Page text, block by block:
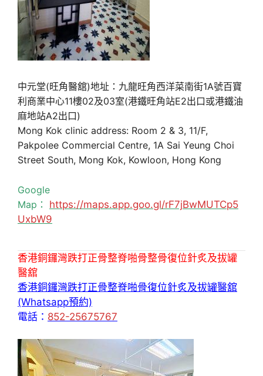
中元堂(旺角醫舘)地址：九龍旺角西洋菜南街1A號百寶
利商業中心11樓02及03室(港鐵旺角站E2出口或港鐵油
麻地站A2出口)
Mong Kok clinic address: Room 2 & 3, 11/F,
Pakpolee Commercial Centre, 1A Sai Yeung Choi
Street South, Mong Kok, Kowloon, Hong Kong
Google
Map： https://maps.app.goo.gl/rF7jBwMUTCp5
UxbW9
香港銅鑼灣跌打正骨整脊啪骨整骨復位針炙及拔罐
醫舘
香港銅鑼灣跌打正骨整脊啪骨復位針炙及拔罐醫舘
(Whatsapp預約)
電話： 852-25675767